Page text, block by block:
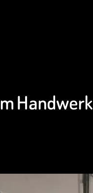
Handwerk